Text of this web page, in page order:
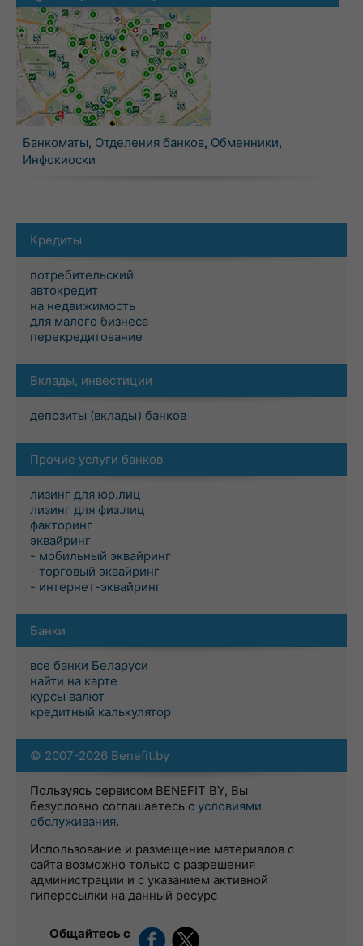
Банкоматы, Отделения банков, Обменники,
Инфокиоски
Кредиты
потребительский
автокредит
на недвижимость
для малого бизнеса
перекредитование
Вклады, инвестиции
депозиты (вклады) банков
Прочие услуги банков
лизинг для юр.лиц
лизинг для физ.лиц
факторинг
эквайринг
- мобильный эквайринг
- торговый эквайринг
- интернет-эквайринг
Банки
все банки Беларуси
найти на карте
курсы валют
кредитный калькулятор
© 2007-2026 Benefit.by
Пользуясь сервисом BENEFIT BY, Вы
безусловно соглашаетесь с условиями
обслуживания.
Использование и размещение материалов с
сайта возможно только с разрешения
администрации и с указанием активной
гиперссылки на данный ресурс
Общайтесь с